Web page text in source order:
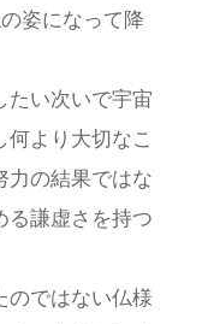
姿になって降
たい次いで宇宙
より大切なこ
力の結果ではな
る謙虚さを持つ
のではない仏様